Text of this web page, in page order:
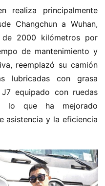
realiza principalmente
Changchun a Wuhan,
2000 kilómetros por
de mantenimiento y
reemplazó su camión
lubricadas con grasa
equipado con ruedas
lo que ha mejorado
asistencia y la eficiencia